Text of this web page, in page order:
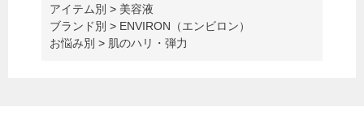
アイテム別 > 美容液
ブランド別 > ENVIRON（エンビロン）
お悩み別 > 肌のハリ・弾力